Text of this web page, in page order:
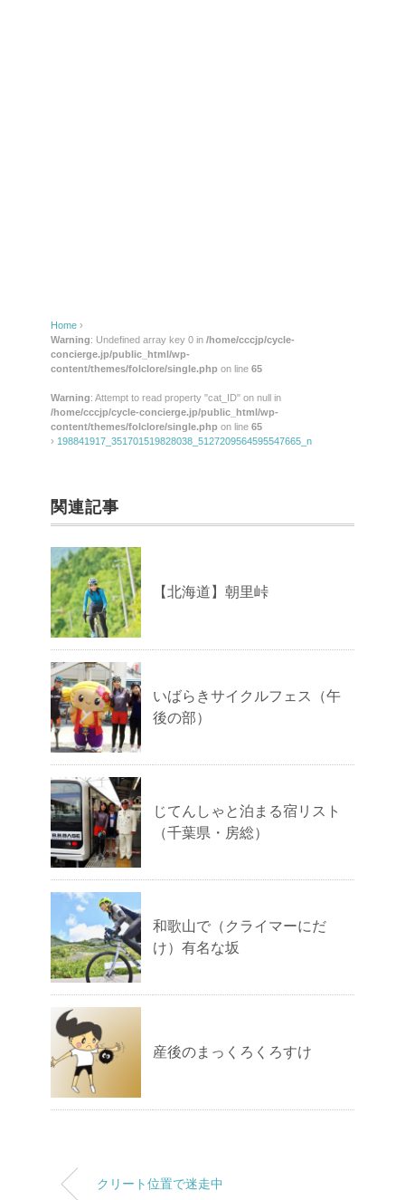
Home ›
Warning: Undefined array key 0 in /home/cccjp/cycle-
concierge.jp/public_html/wp-
content/themes/folclore/single.php on line 65
Warning: Attempt to read property "cat_ID" on null in
/home/cccjp/cycle-concierge.jp/public_html/wp-
content/themes/folclore/single.php on line 65
› 198841917_351701519828038_5127209564595547665_n
関連記事
【北海道】朝里峠
いばらきサイクルフェス（午
後の部）
じてんしゃと泊まる宿リスト
（千葉県・房総）
和歌山で（クライマーにだ
け）有名な坂
産後のまっくろくろすけ
クリート位置で迷走中